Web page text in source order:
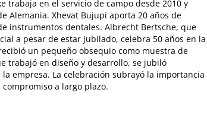
trabaja en el servicio de campo desde 2010 y
Alemania. Xhevat Bujupi aporta 20 años de
instrumentos dentales. Albrecht Bertsche, que
a pesar de estar jubilado, celebra 50 años en la
un pequeño obsequio como muestra de
trabajó en diseño y desarrollo, se jubiló
empresa. La celebración subrayó la importancia
a largo plazo.